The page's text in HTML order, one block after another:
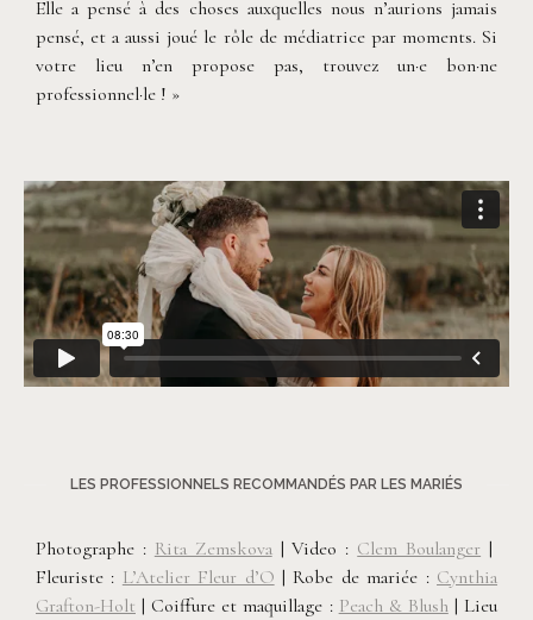
Elle a pensé à des choses auxquelles nous n’aurions jamais
pensé, et a aussi joué le rôle de médiatrice par moments. Si
votre lieu n’en propose pas, trouvez un·e bon·ne
professionnel·le ! »
LES PROFESSIONNELS RECOMMANDÉS PAR LES MARIÉS
Photographe : Rita Zemskova| Video : Clem Boulanger |
Fleuriste : L’Atelier Fleur d’O | Robe de mariée : Cynthia
Grafton-Holt | Coiffure et maquillage : Peach & Blush| Lieu